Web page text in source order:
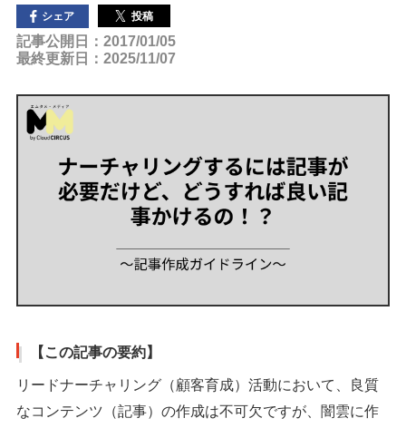
シェア 投稿
記事公開日：2017/01/05
最終更新日：2025/11/07
【この記事の要約】
リードナーチャリング（顧客育成）活動において、良質
なコンテンツ（記事）の作成は不可欠ですが、闇雲に作